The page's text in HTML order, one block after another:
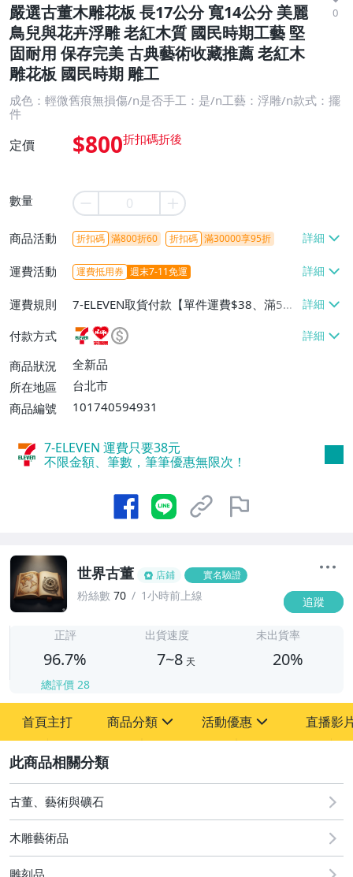
嚴選古董木雕花板 長17公分 寬14公分 美麗
鳥兒與花卉浮雕 老紅木質 國民時期工藝 堅
固耐用 保存完美 古典藝術收藏推薦 老紅木
雕花板 國民時期 雕工
0
成色：輕微舊痕無損傷/n是否手工：是/n工藝：浮雕/n款式：擺
件
定價 $800
數量
商品活動 折扣碼 滿800折60 折扣碼 滿30000享95折
運費活動 運費抵用券 週末7-11免運
運費規則
7-ELEVEN取貨付款【單件運費$38、滿5件
或消費滿$1298免運費】、7-ELEVEN取貨
不付款【免運費】、萊爾富取貨付款【單件
運費$60、滿5件或消費滿$1298免運
費】、宅配/貨運【單件運費$120、滿5件
付款方式
商品狀況
全新品
所在地區
台北市
商品編號
101740594931
7-ELEVEN 運費只要38元
不限金額、筆數，筆筆優惠無限次！
世界古董 店鋪 實名驗證
粉絲數 70 1小時前上線 追蹤
正評
96.7%
總評價 28
出貨速度
7~8 天
未出貨率
20%
首頁主打 商品分類
其它
活動優惠
[全店] 粉絲專享
[全店] 周年慶
直播影
古董、藝術與礦石
木雕藝術品